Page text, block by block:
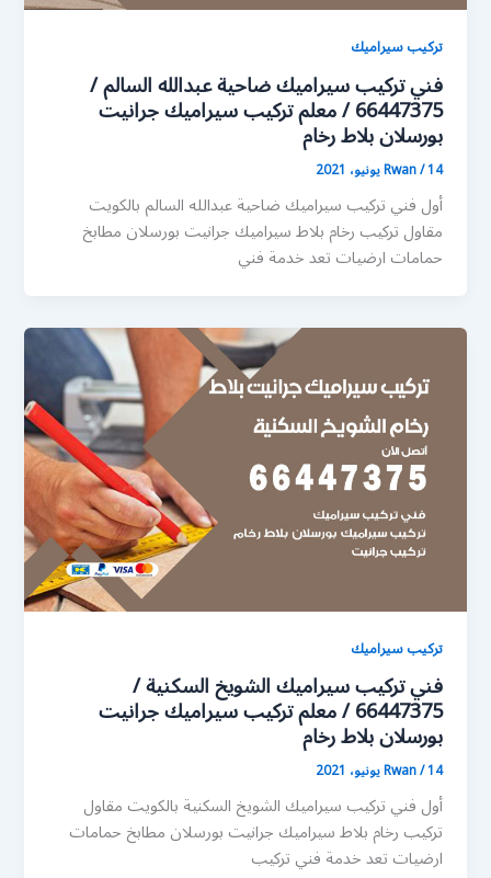
تركيب سيراميك
فني تركيب سيراميك ضاحية عبدالله السالم /
66447375 / معلم تركيب سيراميك جرانيت
بورسلان بلاط رخام
Rwan/14 يونيو، 2021
أول فني تركيب سيراميك ضاحية عبدالله السالم بالكويت
مقاول تركيب رخام بلاط سيراميك جرانيت بورسلان مطابخ
حمامات ارضيات تعد خدمة فني
تركيب سيراميك
فني تركيب سيراميك الشويخ السكنية /
66447375 / معلم تركيب سيراميك جرانيت
بورسلان بلاط رخام
Rwan/14 يونيو، 2021
أول فني تركيب سيراميك الشويخ السكنية بالكويت مقاول
تركيب رخام بلاط سيراميك جرانيت بورسلان مطابخ حمامات
ارضيات تعد خدمة فني تركيب